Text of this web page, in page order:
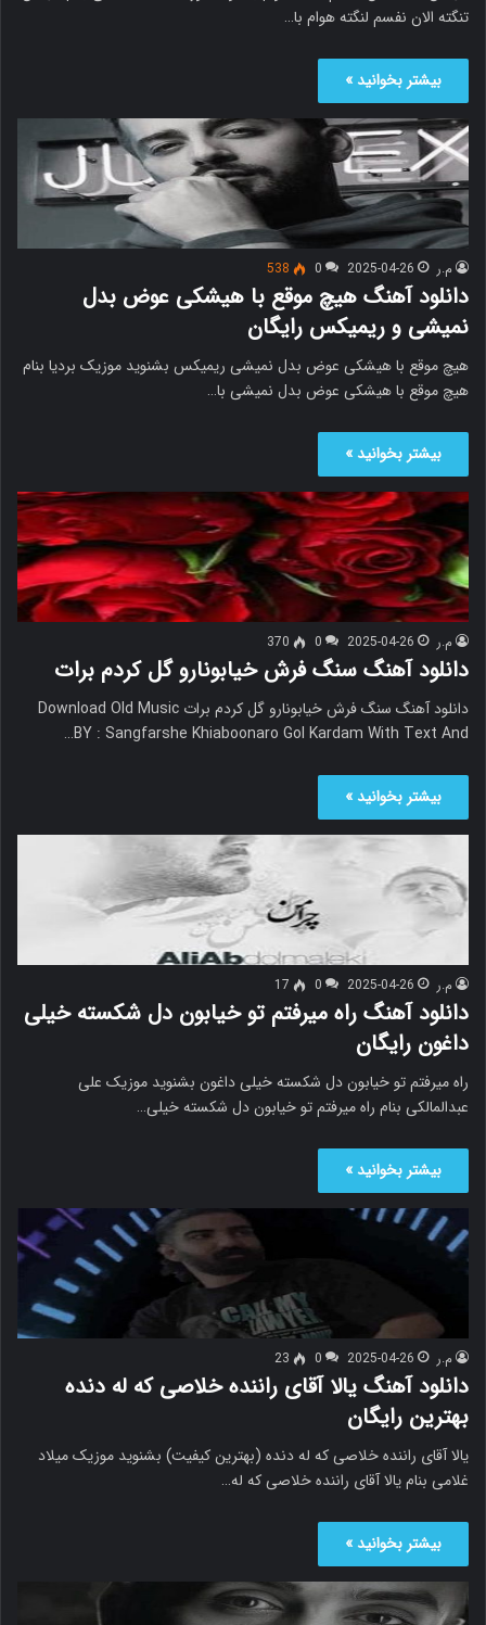
تنگته الان نفسم لنگته هوام با…
بیشتر بخوانید »
م.ر 2025-04-26
0
538
دانلود آهنگ هیچ موقع با هیشکی عوض بدل
نمیشی و ریمیکس رایگان
هیچ موقع با هیشکی عوض بدل نمیشی ریمیکس بشنوید موزیک بردیا بنام
هیچ موقع با هیشکی عوض بدل نمیشی با…
بیشتر بخوانید »
م.ر 2025-04-26
0
370
دانلود آهنگ سنگ فرش خیابونارو گل کردم برات
دانلود آهنگ سنگ فرش خیابونارو گل کردم برات Download Old Music
BY : Sangfarshe Khiaboonaro Gol Kardam With Text And…
بیشتر بخوانید »
م.ر 2025-04-26
0
17
دانلود آهنگ راه میرفتم تو خیابون دل شکسته خیلی
داغون رایگان
راه میرفتم تو خیابون دل شکسته خیلی داغون بشنوید موزیک علی
عبدالمالکی بنام راه میرفتم تو خیابون دل شکسته خیلی…
بیشتر بخوانید »
م.ر 2025-04-26
0
23
دانلود آهنگ یالا آقای راننده خلاصی که له دنده
بهترین رایگان
یالا آقای راننده خلاصی که له دنده (بهترین کیفیت) بشنوید موزیک میلاد
غلامی بنام یالا آقای راننده خلاصی که له…
بیشتر بخوانید »